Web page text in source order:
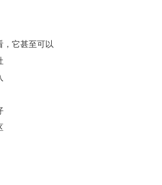
，它甚至可以